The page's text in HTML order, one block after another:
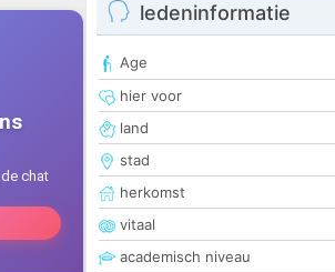
ledeninformatie
Age
hier voor
land
stad
herkomst
vitaal
academisch niveau